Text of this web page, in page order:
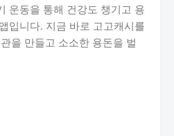
운동을 통해 건강도 챙기고 용
입니다. 지금 바로 고고캐시를
을 만들고 소소한 용돈을 벌